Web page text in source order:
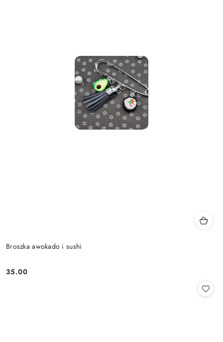
Broszka awokado i sushi
Cena:
35.00